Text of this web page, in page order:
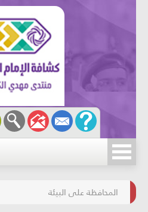
مسابقة الركب الحسينيّ
المحافظة على البيئة